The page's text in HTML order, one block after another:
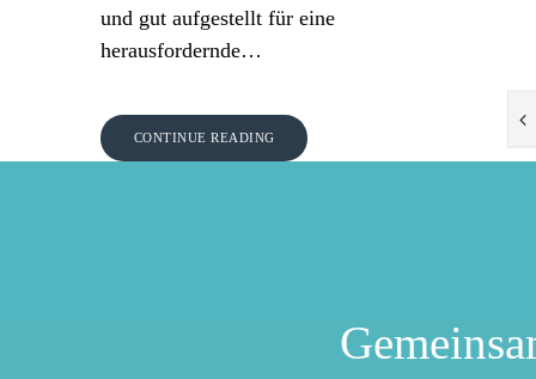
und gut aufgestellt für eine
herausfordernde…
CONTINUE READING